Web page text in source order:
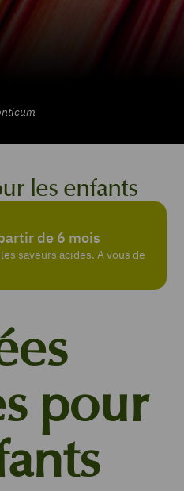
les enfants
de 6 mois
saveurs acides. A vous de
pour